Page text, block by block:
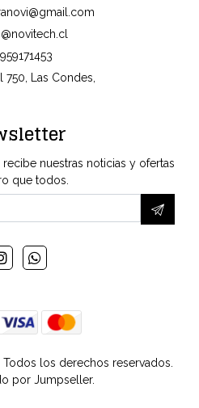
750, Las Condes,
nuestras noticias y ofertas
que todos.
los derechos reservados.
por Jumpseller.